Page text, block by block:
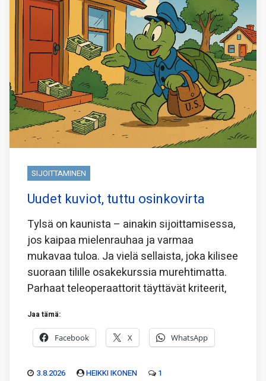
SIJOITTAMINEN
Uudet kuviot, tuttu osinkovirta
Tylsä on kaunista – ainakin sijoittamisessa,
jos kaipaa mielenrauhaa ja varmaa
mukavaa tuloa. Ja vielä sellaista, joka kilisee
suoraan tilille osakekurssia murehtimatta.
Parhaat teleoperaattorit täyttävät kriteerit,
Jaa tämä:
Facebook X WhatsApp
3.8.2026 HEIKKI IKONEN 1